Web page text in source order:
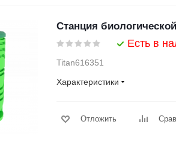
Станция
Есть в
Titan616351
Характеристики
Отложить